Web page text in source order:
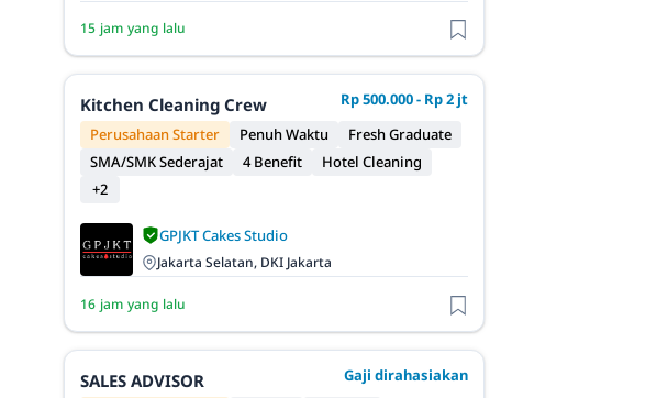
15 jam yang lalu
Kitchen Cleaning Crew
Rp 500.000 - Rp 2 jt
Perusahaan Starter
Penuh Waktu
Fresh Graduate
SMA/SMK Sederajat
4 Benefit
Hotel Cleaning
+2
GPJKT Cakes Studio
Jakarta Selatan, DKI Jakarta
16 jam yang lalu
SALES ADVISOR
Gaji dirahasiakan